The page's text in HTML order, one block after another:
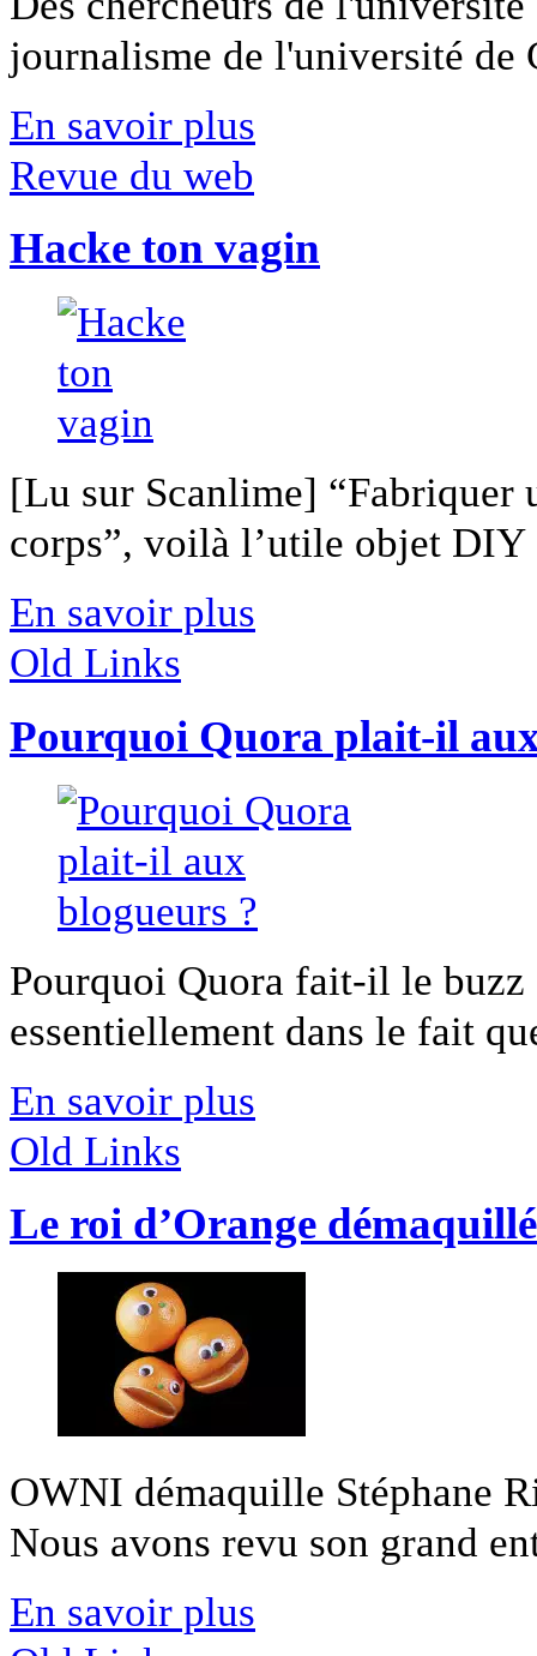
journalisme de l'université
En savoir plus
Revue du web
Hacke ton vagin
[Lu sur Scanlime] “Fabriquer
corps”, voilà l’utile objet
En savoir plus
Old Links
Pourquoi Quora plait-il
Pourquoi Quora fait-il le buzz
essentiellement dans le fait
En savoir plus
Old Links
Le roi d’Orange démaquillé
OWNI démaquille Stéphane
Nous avons revu son grand
En savoir plus